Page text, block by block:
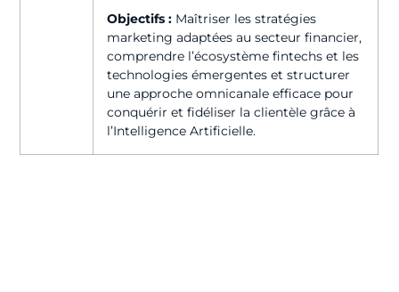
Objectifs : Maîtriser les stratégies
marketing adaptées au secteur financier,
comprendre l’écosystème fintechs et les
technologies émergentes et structurer
une approche omnicanale efficace pour
conquérir et fidéliser la clientèle grâce à
l’Intelligence Artificielle.